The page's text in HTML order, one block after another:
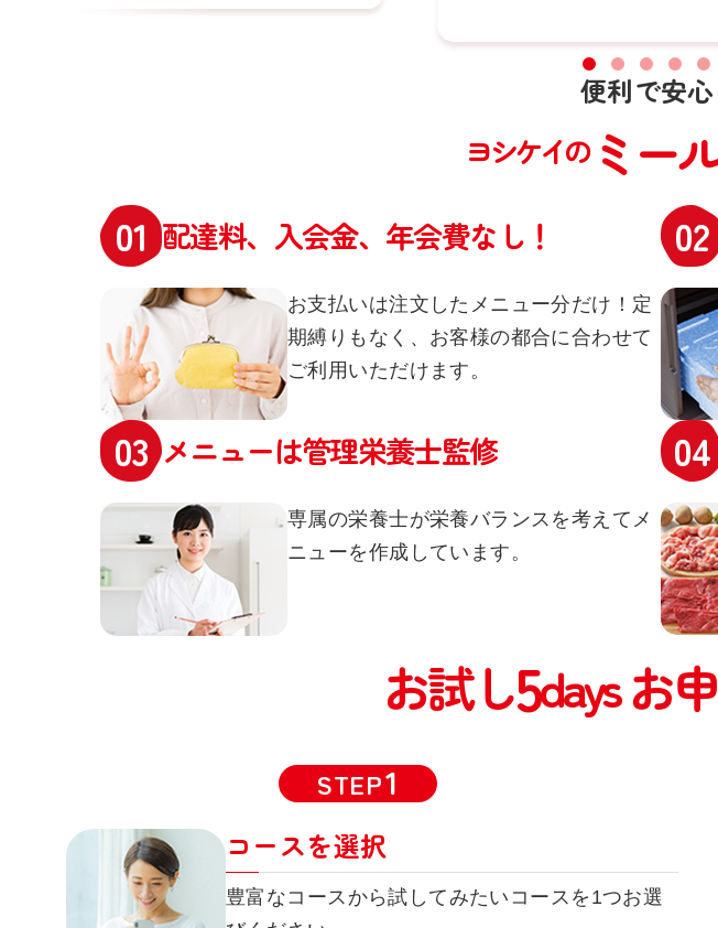
便利で安心
ヨシケイのミー
配達料、入会金、年会費なし！
お支払いは注文したメニュー分だけ！定
期縛りもなく、お客様の都合に合わせて
ご利用いただけます。
メニューは管理栄養士監修
専属の栄養士が栄養バランスを考えてメ
ニューを作成しています。
お試し5daysお
STEP
コースを選択
豊富なコースから試してみたいコースを1つお選